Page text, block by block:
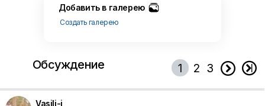
Добавить в галерею
Создать галерею
Обсуждение 1 2 3  
Vasili-i